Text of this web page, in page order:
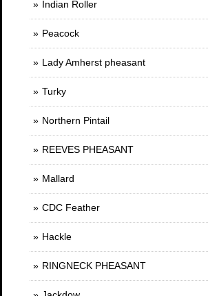
Indian Roller
Peacock
Lady Amherst pheasant
Turky
Northern Pintail
REEVES PHEASANT
Mallard
CDC Feather
Hackle
RINGNECK PHEASANT